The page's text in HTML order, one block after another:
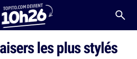
les plus stylés